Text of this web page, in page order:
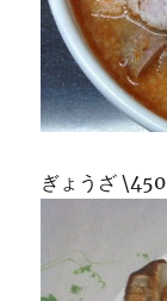
ぎょうざ \450